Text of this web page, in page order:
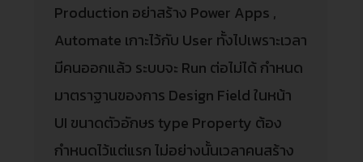
Production อย่าสร้าง Power Apps ,
Automate เกาะไว้กับ User ทั้งไปเพราะเวลา
มีคนออกแล้ว ระบบจะ Run ต่อไม่ได้ กำหนด
มาตราฐานของการ Design Field ในหน้า
UI ขนาดตัวอักษร type Property ต้อง
กำหนดไว้แต่แรก ไม่อย่างนั้นเวลาคนสร้าง